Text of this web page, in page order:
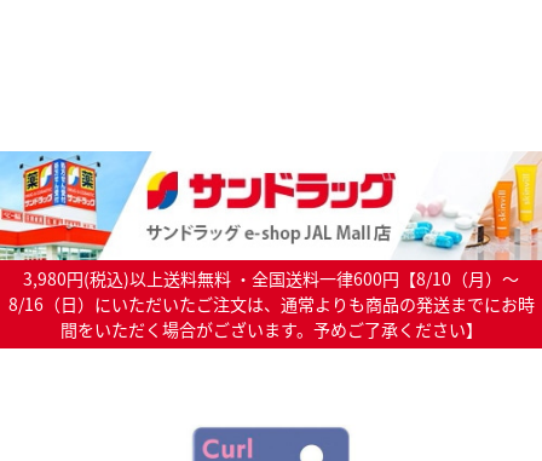
3,980円(税込)以上送料無料 ・全国送料一律600円【8/10（月）～
8/16（日）にいただいたご注文は、通常よりも商品の発送までにお時
間をいただく場合がございます。予めご了承ください】